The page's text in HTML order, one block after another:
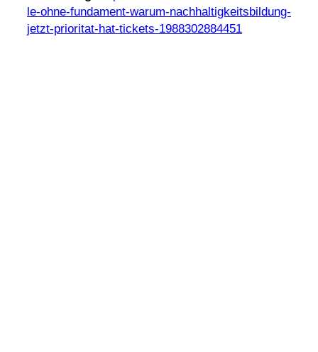
l​e​-​o​h​n​e​-​f​u​n​d​a​m​e​n​t​-​w​a​r​u​m​-​n​a​c​h​h​a​l​t​i​g​k​e​i​t​s​b​i​l​d​u​n​g​-​
j​e​t​z​t​-​p​r​i​o​r​i​t​a​t​-​h​a​t​-​t​i​c​k​e​t​s​-​1​9​8​8​3​0​2​8​84451